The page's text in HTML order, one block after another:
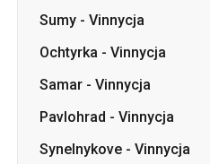
Sumy - Vinnycja
Ochtyrka - Vinnycja
Samar - Vinnycja
Pavlohrad - Vinnycja
Synelnykove - Vinnycja